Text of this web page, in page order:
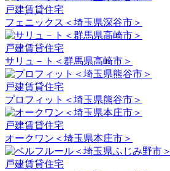
戸建賃貸住宅
フェニックス＜埼玉県深谷市＞
戸建賃貸住宅
サリュ－ト＜群馬県高崎市＞
戸建賃貸住宅
プロフィット＜埼玉県熊谷市＞
戸建賃貸住宅
オークワン＜埼玉県本庄市＞
戸建賃貸住宅